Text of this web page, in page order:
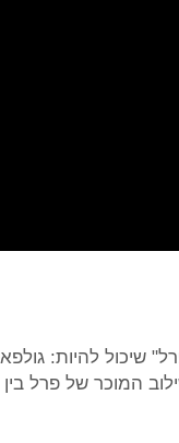
שיכול להיות:
המוכר של פרל